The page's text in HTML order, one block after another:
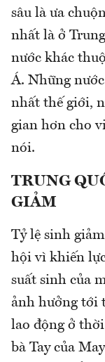
sâu là ưa
nhất là ở
nước khác
Á. Những
nhất thế giới,
gian hơn cho
nói.
TRUNG
GIẢM
Tỷ lệ sinh
hội vì khiến
suất sinh của
ảnh hưởng tới
lao động ở thời
bà Tay của